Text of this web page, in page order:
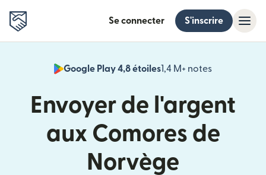
Se connecter S'inscrire
Google Play 4,8 étoiles1,4 M+ notes
Envoyer de l'argent
aux Comores de
Norvège